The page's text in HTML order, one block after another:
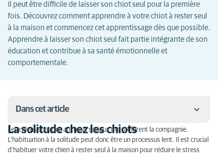
Il peut être difficile de laisser son chiot seul pour la première
fois. Découvrez comment apprendre à votre chiot à rester seul
à la maison et commencez cet apprentissage dès que possible.
Apprendre à laisser son chiot seul fait partie intégrante de son
éducation et contribue à sa santé émotionnelle et
comportementale.
Dans cet article
La solitude chez les chiots
La solitude chez les chiots
Les chiens sont des animaux sociaux qui préfèrent la compagnie.
L'habituation à la solitude peut donc être un processus lent. Il est crucial
d'habituer votre chien à rester seul à la maison pour réduire le stress